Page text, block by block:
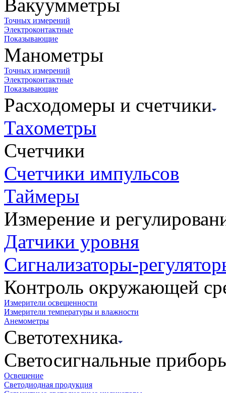
Вакуумметры
Точных измерений
Электроконтактные
Показывающие
Манометры
Точных измерений
Электроконтактные
Показывающие
Расходомеры и счетчики
Тахометры
Счетчики
Счетчики импульсов
Таймеры
Измерение и
Датчики уровня
Сигнализаторы-
Контроль окружающей
Измерители освещенности
Измерители температуры и влажности
Анемометры
Светотехника
Светосигнальные
Освещение
Светодиодная продукция